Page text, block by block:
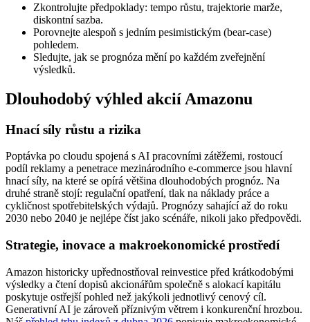
Zkontrolujte předpoklady: tempo růstu, trajektorie marže,
diskontní sazba.
Porovnejte alespoň s jedním pesimistickým (bear-case)
pohledem.
Sledujte, jak se prognóza mění po každém zveřejnění
výsledků.
Dlouhodobý výhled akcií Amazonu
Hnací síly růstu a rizika
Poptávka po cloudu spojená s AI pracovními zátěžemi, rostoucí
podíl reklamy a penetrace mezinárodního e-commerce jsou hlavní
hnací síly, na které se opírá většina dlouhodobých prognóz. Na
druhé straně stojí: regulační opatření, tlak na náklady práce a
cykličnost spotřebitelských výdajů. Prognózy sahající až do roku
2030 nebo 2040 je nejlépe číst jako scénáře, nikoli jako předpovědi.
Strategie, inovace a makroekonomické prostředí
Amazon historicky upřednostňoval reinvestice před krátkodobými
výsledky a čtení dopisů akcionářům společně s alokací kapitálu
poskytuje ostřejší pohled než jakýkoli jednotlivý cenový cíl.
Generativní AI je zároveň příznivým větrem i konkurenční hrozbou.